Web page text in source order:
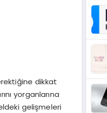
dikkat
yorganlarına
gelişmeleri